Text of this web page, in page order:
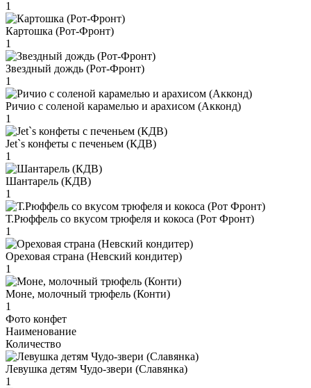
1
Картошка (Рот-Фронт)
1
Звездный дождь (Рот-Фронт)
1
Ричио с соленой карамелью и арахисом (Акконд)
1
Jet`s конфеты с печеньем (КДВ)
1
Шантарель (КДВ)
1
Т.Рюффель со вкусом трюфеля и кокоса (Рот Фронт)
1
Ореховая страна (Невский кондитер)
1
Моне, молочный трюфель (Конти)
1
Фото конфет
Наименование
Количество
Левушка детям Чудо-звери (Славянка)
1